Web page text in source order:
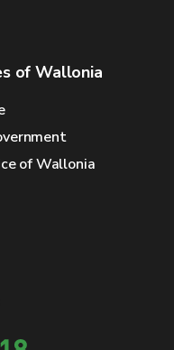
of Wallonia
of Wallonia